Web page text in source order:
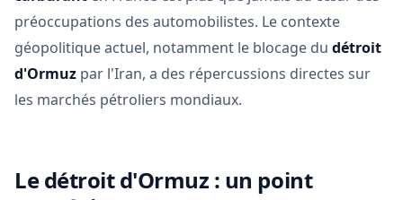
préoccupations des automobilistes. Le contexte
géopolitique actuel, notamment le blocage du détroit
d'Ormuz par l'Iran, a des répercussions directes sur
les marchés pétroliers mondiaux.
Le détroit d'Ormuz : un point